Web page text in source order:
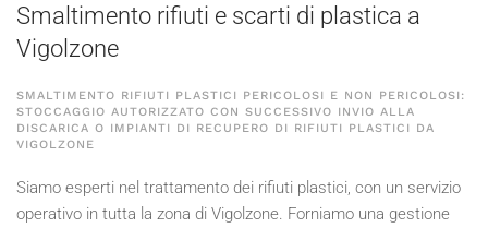
Smaltimento rifiuti e scarti di plastica a
Vigolzone
SMALTIMENTO RIFIUTI PLASTICI PERICOLOSI E NON PERICOLOSI:
STOCCAGGIO AUTORIZZATO CON SUCCESSIVO INVIO ALLA
DISCARICA O IMPIANTI DI RECUPERO DI RIFIUTI PLASTICI DA
VIGOLZONE
Siamo esperti nel trattamento dei rifiuti plastici, con un servizio
operativo in tutta la zona di Vigolzone. Forniamo una gestione